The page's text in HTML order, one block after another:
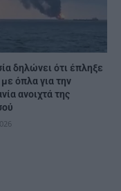
δηλώνει ότι έπληξε
όπλα για την
ανοιχτά της